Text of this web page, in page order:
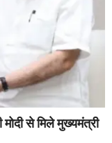
से मिले मुख्यमंत्री